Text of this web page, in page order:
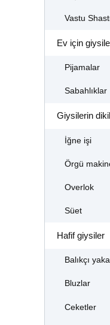
Vastu
Ev için
Pijamalar
Sabahlıklar
Giysilerin
İğne işi
Örgü
Overlok
Süet
Hafif giysiler
Balıkçı yaka
Bluzlar
Ceketler